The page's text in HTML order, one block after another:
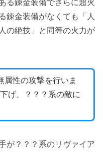
る錬金装備でさらに超火
錬金装備がなくても「人
の絶技」と同等の火力が
属性の攻撃を行いま
げ、？？？系の敵に
が？？？系のリヴァイア